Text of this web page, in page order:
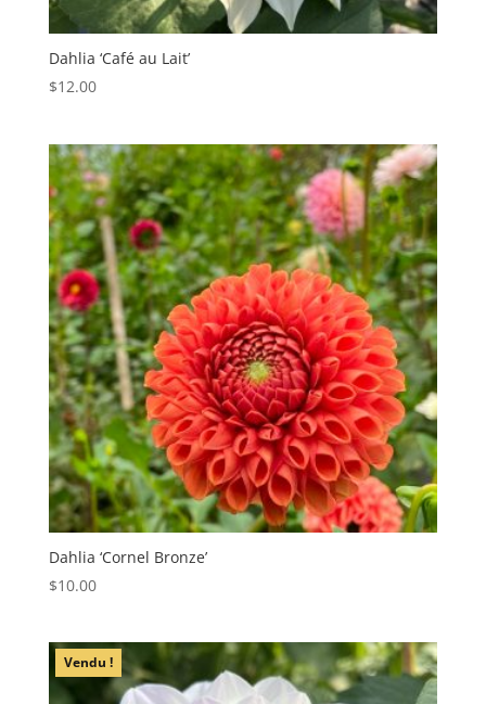
Dahlia ‘Café au Lait’
$12.00
Dahlia ‘Cornel Bronze’
$10.00
Vendu !